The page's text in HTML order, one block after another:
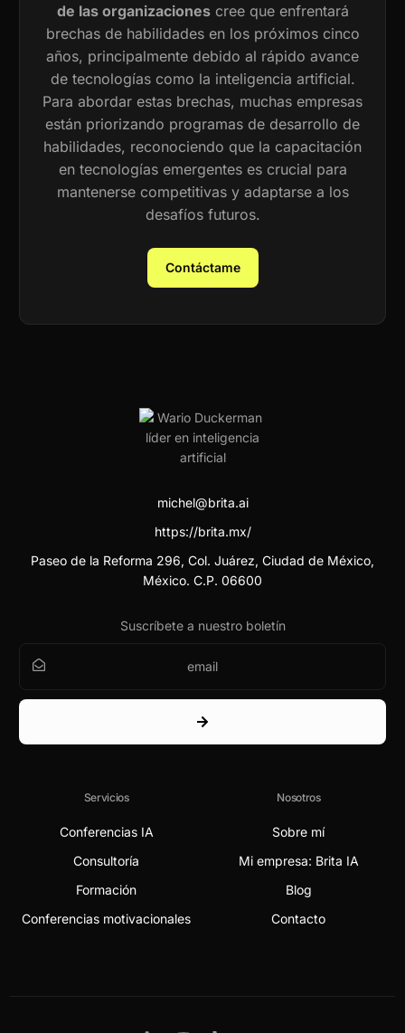
de las organizacionescree que enfrentará
brechas de habilidades en los próximos cinco
años, principalmente debido al rápido avance
de tecnologías como la inteligencia artificial.
Para abordar estas brechas, muchas empresas
están priorizando programas de desarrollo de
habilidades, reconociendo que la capacitación
en tecnologías emergentes es crucial para
mantenerse competitivas y adaptarse a los
desafíos futuros.
Contáctame
michel@brita.ai
https://brita.mx/
Paseo de la Reforma 296, Col. Juárez, Ciudad de México,
México. C.P. 06600
Suscríbete a nuestro boletín
Servicios
Conferencias IA
Consultoría
Formación
Conferencias motivacionales
Nosotros
Sobre mí
Mi empresa: Brita IA
Blog
Contacto